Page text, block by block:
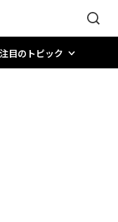
注目のトピック